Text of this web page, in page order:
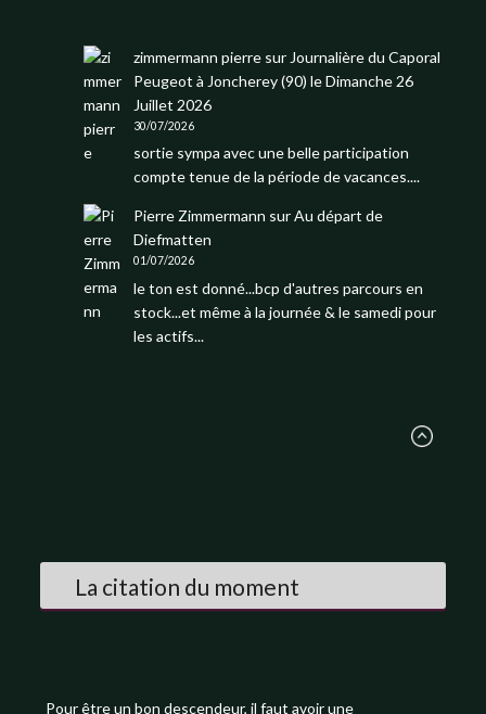
zimmermann pierresurJournalière du Caporal
Peugeot à Joncherey (90) le Dimanche 26
Juillet 2026
30/07/2026
sortie sympa avec une belle participation
compte tenue de la période de vacances....
Pierre Zimmermann surAu départ de
Diefmatten
01/07/2026
le ton est donné...bcp d'autres parcours en
stock...et même à la journée & le samedi pour
les actifs...
La citation du moment
Pour être un bon descendeur, il faut avoir une